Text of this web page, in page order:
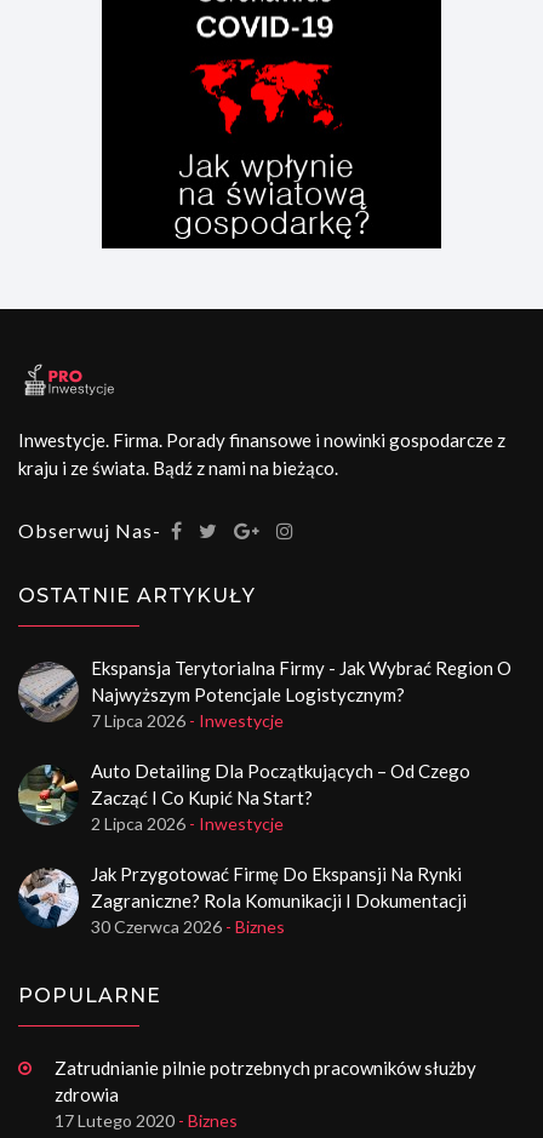
Inwestycje. Firma. Porady finansowe i nowinki gospodarcze z
kraju i ze świata. Bądź z nami na bieżąco.
Obserwuj Nas-
OSTATNIE ARTYKUŁY
Ekspansja Terytorialna Firmy - Jak Wybrać Region O
Najwyższym Potencjale Logistycznym?
7 Lipca 2026 - Inwestycje
Auto Detailing Dla Początkujących – Od Czego
Zacząć I Co Kupić Na Start?
2 Lipca 2026 - Inwestycje
Jak Przygotować Firmę Do Ekspansji Na Rynki
Zagraniczne? Rola Komunikacji I Dokumentacji
30 Czerwca 2026 - Biznes
POPULARNE
Zatrudnianie pilnie potrzebnych pracowników służby
zdrowia
17 Lutego 2020 - Biznes